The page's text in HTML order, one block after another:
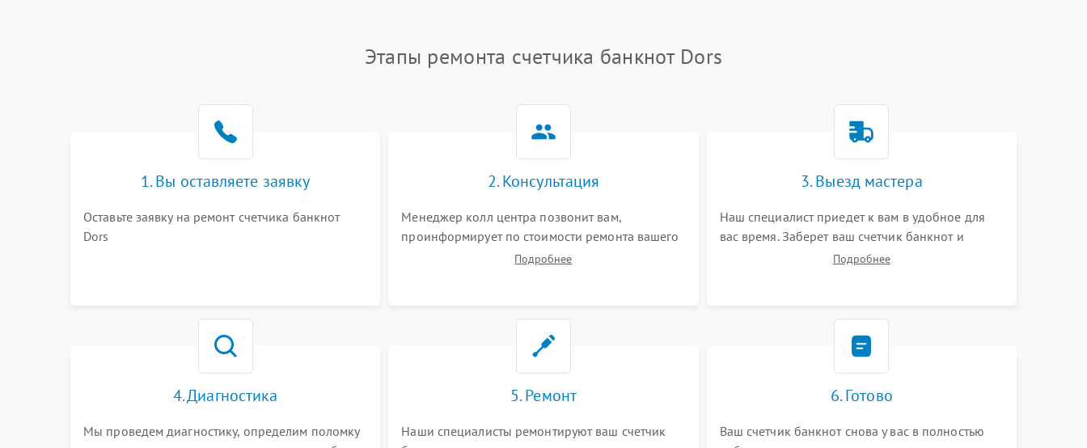
Этапы ремонта счетчика банкнот Dors
1. Вы оставляете заявку
Оставьте заявку на ремонт счетчика банкнот
Dors
2. Консультация
Менеджер колл центра позвонит вам,
проинформирует по стоимости ремонта вашего
счетчика банкнот а также ответит на все ваши
Подробнее
3. Выезд мастера
Наш специалист приедет к вам в удобное для
вас время. Заберет ваш счетчик банкнот и
привезет на склад для диагностики.
Подробнее
4. Диагностика
Мы проведем диагностику, определим поломку
5. Ремонт
Наши специалисты ремонтируют ваш счетчик
6. Готово
Ваш счетчик банкнот снова у вас в полностью